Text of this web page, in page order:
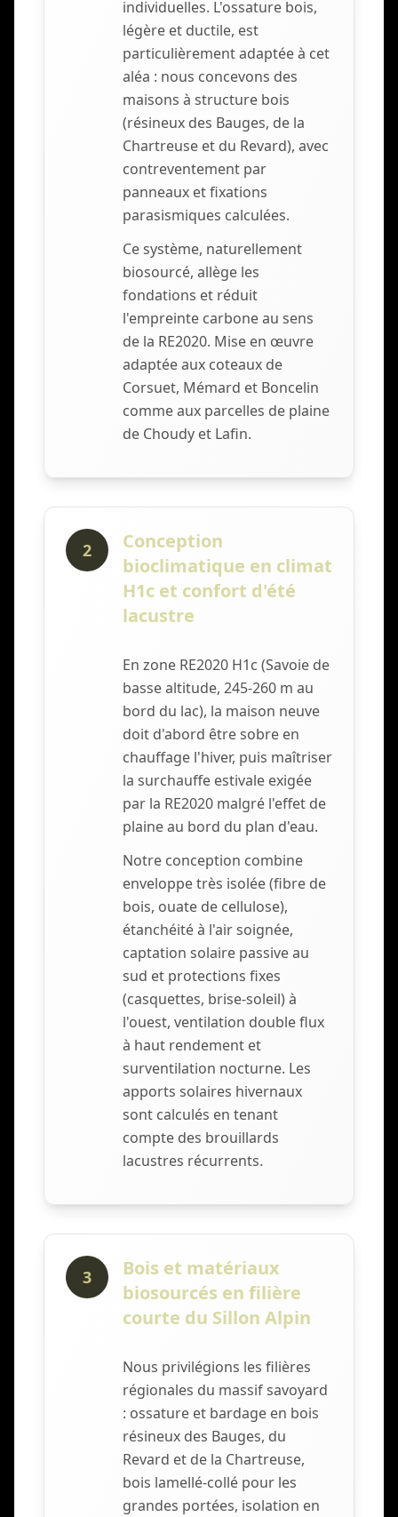
individuelles. L'ossature bois,
légère et ductile, est
particulièrement adaptée à cet
aléa : nous concevons des
maisons à structure bois
(résineux des Bauges, de la
Chartreuse et du Revard), avec
contreventement par
panneaux et fixations
parasismiques calculées.
Ce système, naturellement
biosourcé, allège les
fondations et réduit
l'empreinte carbone au sens
de la RE2020. Mise en œuvre
adaptée aux coteaux de
Corsuet, Mémard et Boncelin
comme aux parcelles de plaine
de Choudy et Lafin.
2
Conception
bioclimatique en climat
H1c et confort d'été
lacustre
En zone RE2020 H1c (Savoie de
basse altitude, 245-260 m au
bord du lac), la maison neuve
doit d'abord être sobre en
chauffage l'hiver, puis maîtriser
la surchauffe estivale exigée
par la RE2020 malgré l'effet de
plaine au bord du plan d'eau.
Notre conception combine
enveloppe très isolée (fibre de
bois, ouate de cellulose),
étanchéité à l'air soignée,
captation solaire passive au
sud et protections fixes
(casquettes, brise-soleil) à
l'ouest, ventilation double flux
à haut rendement et
surventilation nocturne. Les
apports solaires hivernaux
sont calculés en tenant
compte des brouillards
lacustres récurrents.
3
Bois et matériaux
biosourcés en filière
courte du Sillon Alpin
Nous privilégions les filières
régionales du massif savoyard
: ossature et bardage en bois
résineux des Bauges, du
Revard et de la Chartreuse,
bois lamellé-collé pour les
grandes portées, isolation en